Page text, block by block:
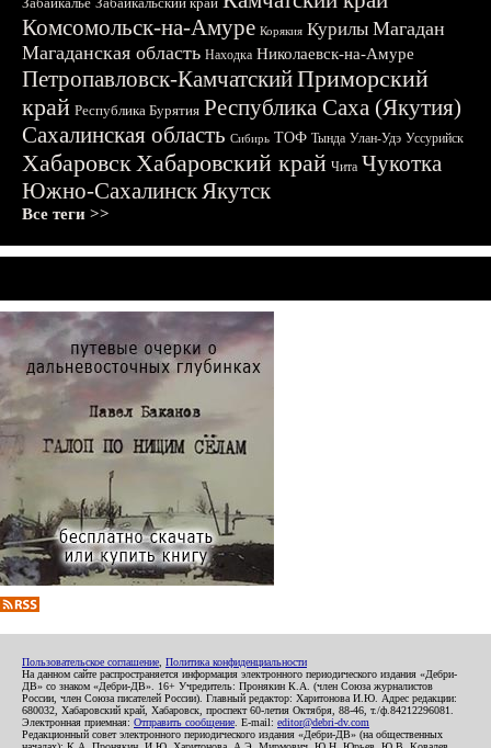
Комсомольск-на-Амуре Корякия Курилы Магадан
Магаданская область Находка Николаевск-на-Амуре
Петропавловск-КамчатскийПриморский
край Республика Бурятия Республика Саха (Якутия)
Сахалинская область Сибирь ТОФ Тында Улан-Удэ Уссурийск
ХабаровскХабаровский край Чита Чукотка
Южно-СахалинскЯкутск
Все теги >>
Пользовательское соглашение Политика конфиденциальности
На данном сайте распространяется информация электронного периодического издания «Дебри-
ДВ» со знаком «Дебри-ДВ». 16+ Учредитель: Пронякин К.А. (член Союза журналистов
России, член Союза писателей России). Главный редактор: Харитонова И.Ю. Адрес редакции:
680032, Хабаровский край, Хабаровск, проспект 60-летия Октября, 88-46, т./ф.84212296081.
Электронная приемная: Отправить сообщение . E-mail: editor@debri-dv.com
Редакционный совет электронного периодического издания «Дебри-ДВ» (на общественных